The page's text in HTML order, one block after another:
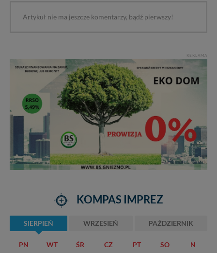
Artykuł nie ma jeszcze komentarzy, bądź pierwszy!
REKLAMA
KOMPAS IMPREZ
SIERPIEŃ WRZESIEŃ PAŹDZIERNIK
PN WT ŚR CZ PT SO N